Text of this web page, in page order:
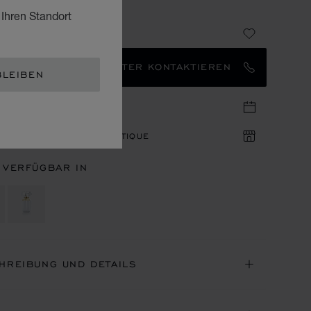
Standort
MARKENBOTSCHAFTER KONTAKTIEREN
IN DER BOUTIQUE
IN
UND DETAILS